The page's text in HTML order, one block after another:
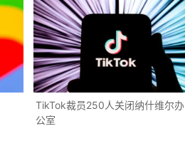
TikTok裁员250人关闭纳什维尔办
公室